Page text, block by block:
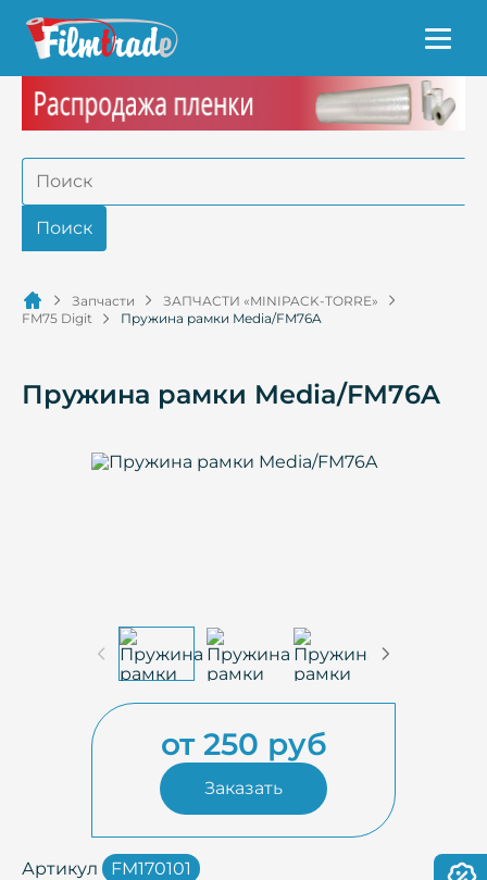
Запчасти
ЗАПЧАСТИ «MINIPACK-TORRE»
FM75 Digit
Пружина рамки Media/FM76A
Пружина рамки Media/FM76A
от 250 руб
Заказать
Артикул FM170101